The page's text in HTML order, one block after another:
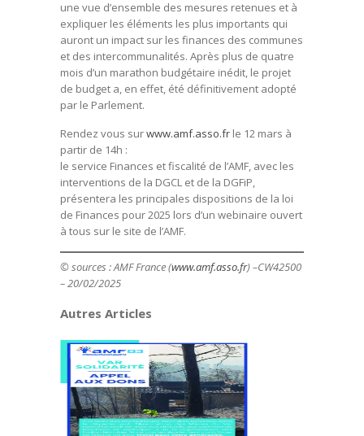
une vue d’ensemble des mesures retenues et à
expliquer les éléments les plus importants qui
auront un impact sur les finances des communes
et des intercommunalités. Après plus de quatre
mois d’un marathon budgétaire inédit, le projet
de budget a, en effet, été définitivement adopté
par le Parlement.
Rendez vous surwww.amf.asso.fr le 12 mars à
partir de 14h :
le service Finances et fiscalité de l’AMF, avec les
interventions de la DGCL et de la DGFiP,
présentera les principales dispositions de la loi
de Finances pour 2025 lors d’un webinaire ouvert
à tous sur le site de l’AMF.
© sources : AMF France (www.amf.asso.fr) –CW42500
– 20/02/2025
Autres Articles